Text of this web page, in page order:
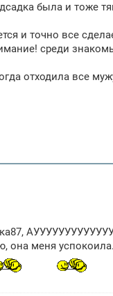
была и тоже
и точно все
среди
отходила все
она меня